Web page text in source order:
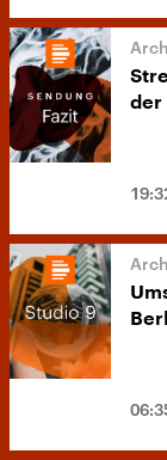
der